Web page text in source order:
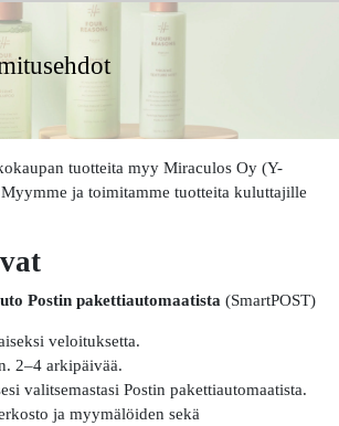
tuotteita myy Miraculos Oy (Y-
ja toimitamme tuotteita kuluttajille
Postin pakettiautomaatista (SmartPOST)
veloituksetta.
2–4 arkipäivää.
valitsemastasi Postin pakettiautomaatista.
ja myymälöiden sekä